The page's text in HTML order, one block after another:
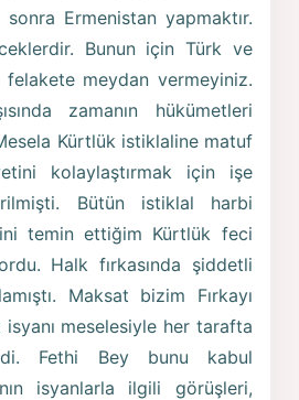
sonra Ermenistan yapmaktır.
Bunun için Türk ve
meydan vermeyiniz.
zamanın hükümetleri
Kürtlük istiklaline matuf
kolaylaştırmak için işe
Bütün istiklal harbi
temin ettiğim Kürtlük feci
Halk fırkasında şiddetli
Maksat bizim Fırkayı
meselesiyle her tarafta
Fethi Bey bunu kabul
isyanlarla ilgili görüşleri,